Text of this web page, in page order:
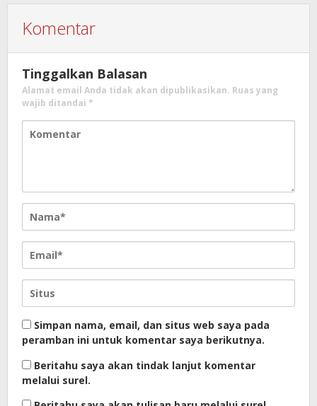
Komentar
Tinggalkan Balasan
Alamat email Anda tidak akan dipublikasikan. Ruas yang
wajib ditandai *
Simpan nama, email, dan situs web saya pada
peramban ini untuk komentar saya berikutnya.
Beritahu saya akan tindak lanjut komentar
melalui surel.